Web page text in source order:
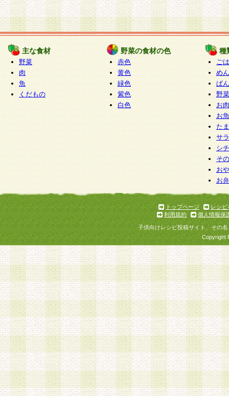
主な食材
野菜
肉
魚
くだもの
野菜の食材の色
赤色
黄色
緑色
紫色
白色
種
ご
めん
ぱん
野
お
お
た
サ
シ
そ
お
お
トップページ
レシピ
利用規約
個人情報保
子供向けレシピ投稿サイト、その
Copyright